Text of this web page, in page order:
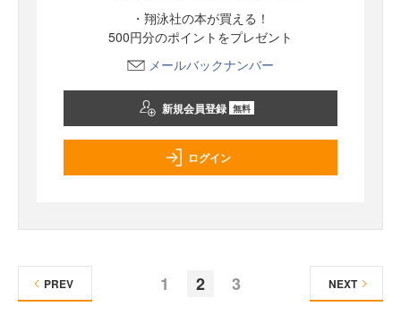
・翔泳社の本が買える！
500円分のポイントをプレゼント
メールバックナンバー
新規会員登録 無料
ログイン
1 2 3
PREV NEXT